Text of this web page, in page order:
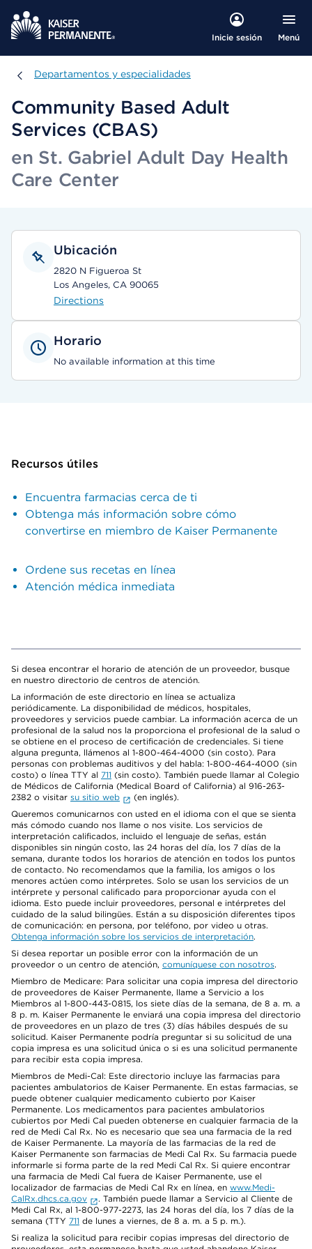
Inicie sesión Menú
Departamentos y especialidades
Departamentos y especialidades
Community Based Adult
Services (CBAS)
en St. Gabriel Adult Day Health
Care Center
Ubicación
2820 N Figueroa St
Los Angeles, CA 90065
Directions
Horario
No available information at this time
Recursos útiles
Encuentra farmacias cerca de ti
Obtenga más información sobre cómo
convertirse en miembro de Kaiser Permanente
Ordene sus recetas en línea
Atención médica inmediata
Si desea encontrar el horario de atención de un proveedor, busque
en nuestro directorio de centros de atención.
La información de este directorio en línea se actualiza
periódicamente. La disponibilidad de médicos, hospitales,
proveedores y servicios puede cambiar. La información acerca de un
profesional de la salud nos la proporciona el profesional de la salud o
se obtiene en el proceso de certificación de credenciales. Si tiene
alguna pregunta, llámenos al 1-800-464-4000 (sin costo). Para
personas con problemas auditivos y del habla: 1-800-464-4000 (sin
costo) o línea TTY al 711 (sin costo). También puede llamar al Colegio
de Médicos de California (Medical Board of California) al 916-263-
2382 o visitar su sitio web
(en inglés).
Queremos comunicarnos con usted en el idioma con el que se sienta
más cómodo cuando nos llame o nos visite. Los servicios de
interpretación calificados, incluido el lenguaje de señas, están
disponibles sin ningún costo, las 24 horas del día, los 7 días de la
semana, durante todos los horarios de atención en todos los puntos
de contacto. No recomendamos que la familia, los amigos o los
menores actúen como intérpretes. Solo se usan los servicios de un
intérprete y personal calificado para proporcionar ayuda con el
idioma. Esto puede incluir proveedores, personal e intérpretes del
cuidado de la salud bilingües. Están a su disposición diferentes tipos
de comunicación: en persona, por teléfono, por video u otras.
Obtenga información sobre los servicios de interpretación.
Si desea reportar un posible error con la información de un
proveedor o un centro de atención, comuníquese con nosotros.
Miembro de Medicare: Para solicitar una copia impresa del directorio
de proveedores de Kaiser Permanente, llame a Servicio a los
Miembros al 1-800-443-0815, los siete días de la semana, de 8 a. m. a
8 p. m. Kaiser Permanente le enviará una copia impresa del directorio
de proveedores en un plazo de tres (3) días hábiles después de su
solicitud. Kaiser Permanente podría preguntar si su solicitud de una
copia impresa es una solicitud única o si es una solicitud permanente
para recibir esta copia impresa.
Miembros de Medi-Cal: Este directorio incluye las farmacias para
pacientes ambulatorios de Kaiser Permanente. En estas farmacias, se
puede obtener cualquier medicamento cubierto por Kaiser
Permanente. Los medicamentos para pacientes ambulatorios
cubiertos por Medi Cal pueden obtenerse en cualquier farmacia de la
red de Medi Cal Rx. No es necesario que sea una farmacia de la red
de Kaiser Permanente. La mayoría de las farmacias de la red de
Kaiser Permanente son farmacias de Medi Cal Rx. Su farmacia puede
informarle si forma parte de la red Medi Cal Rx. Si quiere encontrar
una farmacia de Medi Cal fuera de Kaiser Permanente, use el
localizador de farmacias de Medi Cal Rx en línea, en www.Medi-
CalRx.dhcs.ca.gov
. También puede llamar a Servicio al Cliente de
Medi Cal Rx, al 1-800-977-2273, las 24 horas del día, los 7 días de la
semana (TTY 711 de lunes a viernes, de 8 a. m. a 5 p. m.).
Si realiza la solicitud para recibir copias impresas del directorio de